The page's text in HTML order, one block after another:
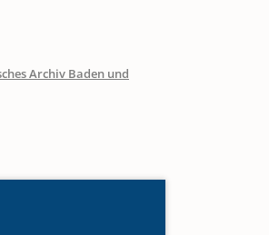
Archiv Baden und